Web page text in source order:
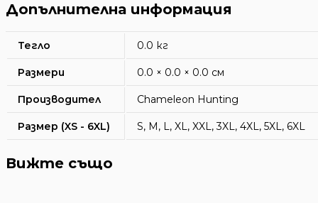
Допълнителна информация
Тегло 0.0 кг
Размери 0.0 × 0.0 × 0.0 см
Производител Chameleon Hunting
Размер (XS - 6XL) S, M, L, XL, XXL, 3XL, 4XL, 5XL, 6XL
Вижте също